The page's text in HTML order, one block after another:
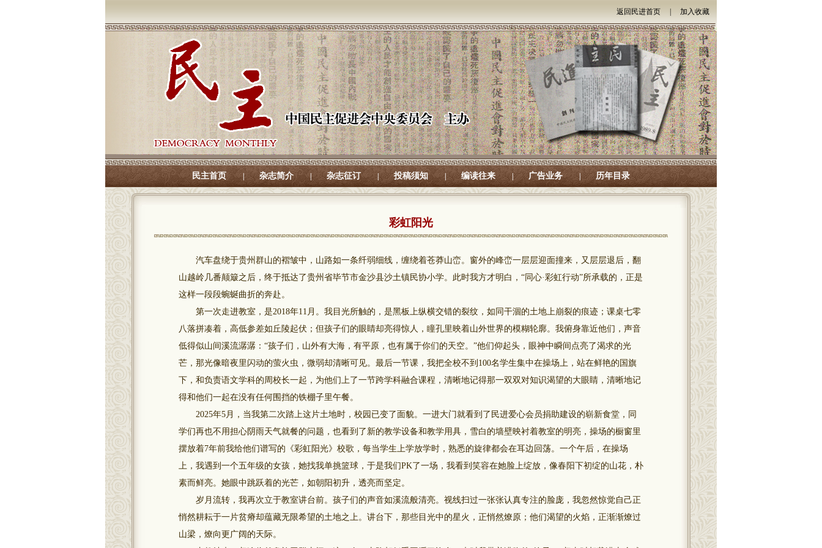
返回民进首页 加入收藏
民主首页 | 杂志简介 | 杂志征订 | 投稿须知 | 编读往来 广告业务 | 历年目录
彩虹阳光
汽车盘绕于贵州群山的褶皱中，山路如一条纤弱细线，缠绕着苍莽山峦。窗外的峰峦一层层迎面撞来，又层层退后，翻
山越岭几番颠簸之后，终于抵达了贵州省毕节市金沙县沙土镇民协小学。此时我方才明白，“同心·彩虹行动”所承载的，正是
这样一段段蜿蜒曲折的奔赴。
第一次走进教室，是2018年11月。我目光所触的，是黑板上纵横交错的裂纹，如同干涸的土地上崩裂的痕迹；课桌七零
八落拼凑着，高低参差如丘陵起伏；但孩子们的眼睛却亮得惊人，瞳孔里映着山外世界的模糊轮廓。我俯身靠近他们，声音
低得似山间溪流潺潺：“孩子们，山外有大海，有平原，也有属于你们的天空。”他们仰起头，眼神中瞬间点亮了渴求的光
芒，那光像暗夜里闪动的萤火虫，微弱却清晰可见。最后一节课，我把全校不到100名学生集中在操场上，站在鲜艳的国旗
下，和负责语文学科的周校长一起，为他们上了一节跨学科融合课程，清晰地记得那一双双对知识渴望的大眼睛，清晰地记
得和他们一起在没有任何围挡的铁棚子里午餐。
2025年5月，当我第二次踏上这片土地时，校园已变了面貌。一进大门就看到了民进爱心会员捐助建设的崭新食堂，同
学们再也不用担心阴雨天气就餐的问题，也看到了新的教学设备和教学用具，雪白的墙壁映衬着教室的明亮，操场的橱窗里
摆放着7年前我给他们谱写的《彩虹阳光》校歌，每当学生上学放学时，熟悉的旋律都会在耳边回荡。一个午后，在操场
上，我遇到一个五年级的女孩，她找我单挑篮球，于是我们PK了一场，我看到笑容在她脸上绽放，像春阳下初绽的山花，朴
素而鲜亮。她眼中跳跃着的光芒，如朝阳初升，透亮而坚定。
岁月流转，我再次立于教室讲台前。孩子们的声音如溪流般清亮。视线扫过一张张认真专注的脸庞，我忽然惊觉自己正
悄然耕耘于一片贫瘠却蕴藏无限希望的土地之上。讲台下，那些目光中的星火，正悄然燎原；他们渴望的火焰，正渐渐燎过
山梁，燎向更广阔的天际。